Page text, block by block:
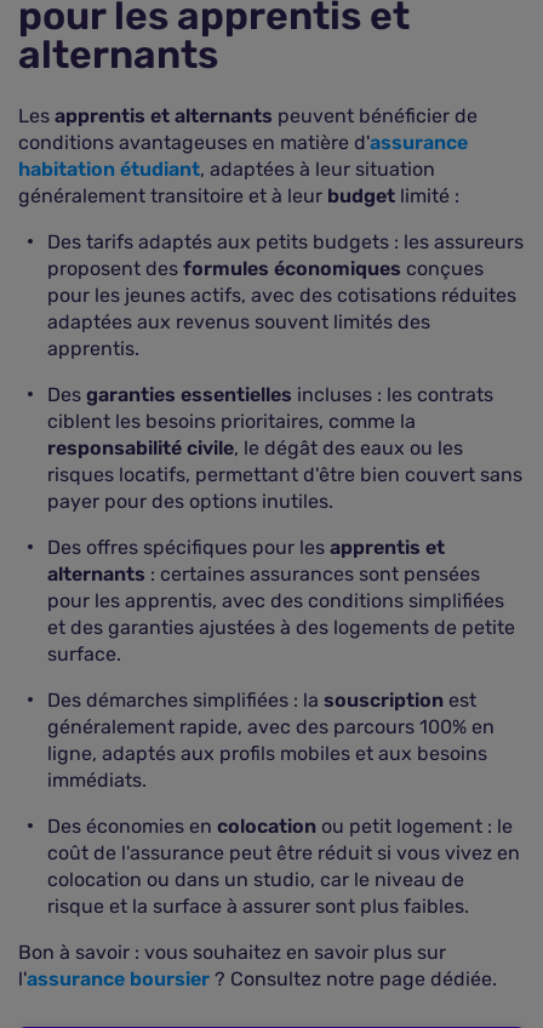
pour les apprentis et
alternants
Les apprentis et alternants peuvent bénéficier de
conditions avantageuses en matière d'assurance
habitation étudiant, adaptées à leur situation
généralement transitoire et à leur budget limité :
Des tarifs adaptés aux petits budgets : les assureurs
proposent des formules économiques conçues
pour les jeunes actifs, avec des cotisations réduites
adaptées aux revenus souvent limités des
apprentis.
Des garanties essentielles incluses : les contrats
ciblent les besoins prioritaires, comme la
responsabilité civile, le dégât des eaux ou les
risques locatifs, permettant d'être bien couvert sans
payer pour des options inutiles.
Des offres spécifiques pour les apprentis et
alternants : certaines assurances sont pensées
pour les apprentis, avec des conditions simplifiées
et des garanties ajustées à des logements de petite
surface.
Des démarches simplifiées : la souscription est
généralement rapide, avec des parcours 100% en
ligne, adaptés aux profils mobiles et aux besoins
immédiats.
Des économies en colocation ou petit logement : le
coût de l'assurance peut être réduit si vous vivez en
colocation ou dans un studio, car le niveau de
risque et la surface à assurer sont plus faibles.
Bon à savoir : vous souhaitez en savoir plus sur
l'assurance boursier ? Consultez notre page dédiée.